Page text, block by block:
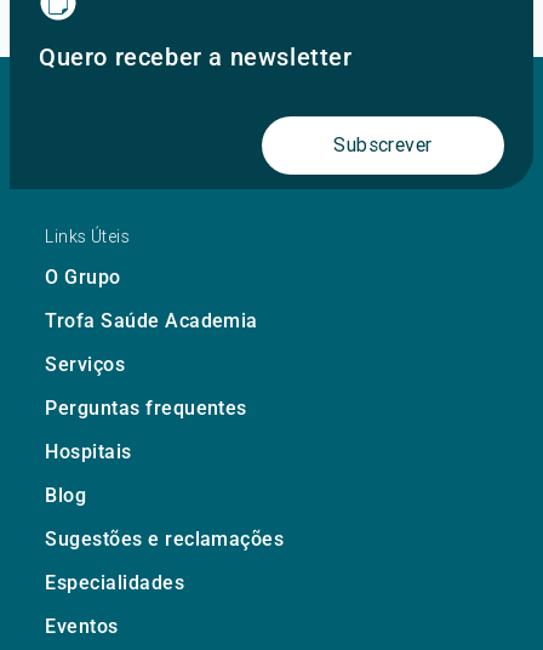
Quero receber a newsletter
Subscrever
Links Úteis
O Grupo
Trofa Saúde Academia
Serviços
Perguntas frequentes
Hospitais
Blog
Sugestões e reclamações
Especialidades
Eventos